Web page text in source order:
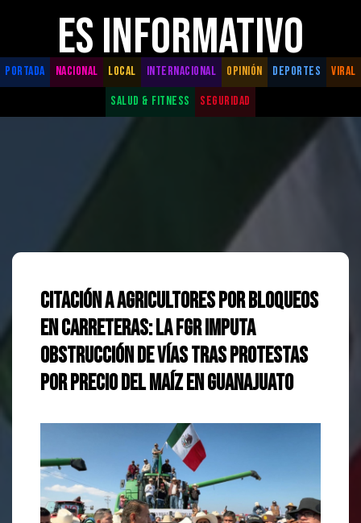
ES INFORMATIVO
PORTADA NACIONAL LOCAL INTERNACIONAL OPINIÓN DEPORTES
VIRAL
SALUD & FITNESS
SEGURIDAD
Citación a agricultores por bloqueos
en carreteras: la FGR imputa
obstrucción de vías tras protestas
por precio del maíz en Guanajuato